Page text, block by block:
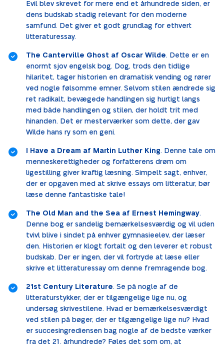
Evil blev skrevet for mere end et århundrede siden, er
dens budskab stadig relevant for den moderne
samfund. Det giver et godt grundlag for ethvert
litteraturessay.
The Canterville Ghost af Oscar Wilde. Dette er en
enormt sjov engelsk bog. Dog, trods den tidlige
hilaritet, tager historien en dramatisk vending og rører
ved nogle følsomme emner. Selvom stilen ændrede sig
ret radikalt, bevægede handlingen sig hurtigt langs
med både handlingen og stilen, der holdt trit med
hinanden. Det er mesterværker som dette, der gav
Wilde hans ry som en geni.
I Have a Dream af Martin Luther King. Denne tale om
menneskerettigheder og forfatterens drøm om
ligestilling giver kraftig læsning. Simpelt sagt, enhver,
der er opgaven med at skrive essays om litteratur, bør
læse denne fantastiske tale!
The Old Man and the Sea af Ernest Hemingway.
Denne bog er sandelig bemærkelsesværdig og vil uden
tvivl blive i sindet på enhver gymnasieelev, der læser
den. Historien er klogt fortalt og den leverer et robust
budskab. Der er ingen, der vil fortryde at læse eller
skrive et litteraturessay om denne fremragende bog.
21st Century Literature. Se på nogle af de
litteraturstykker, der er tilgængelige lige nu, og
undersøg skrivestilene. Hvad er bemærkelsesværdigt
ved stilen på bøger, der er tilgængelige lige nu? Hvad
er succesingrediensen bag nogle af de bedste værker
fra det 21. århundrede? Føles det som om, at